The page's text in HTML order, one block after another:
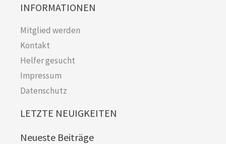
INFORMATIONEN
Mitglied werden
Kontakt
Helfer gesucht
Impressum
Datenschutz
LETZTE NEUIGKEITEN
Neueste Beiträge